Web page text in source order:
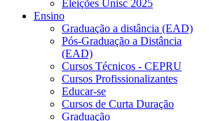
Eleições Unisc 2025
Ensino
Graduação a distância (EAD)
Pós-Graduação a Distância
(EAD)
Cursos Técnicos - CEPRU
Cursos Profissionalizantes
Educar-se
Cursos de Curta Duração
Graduação